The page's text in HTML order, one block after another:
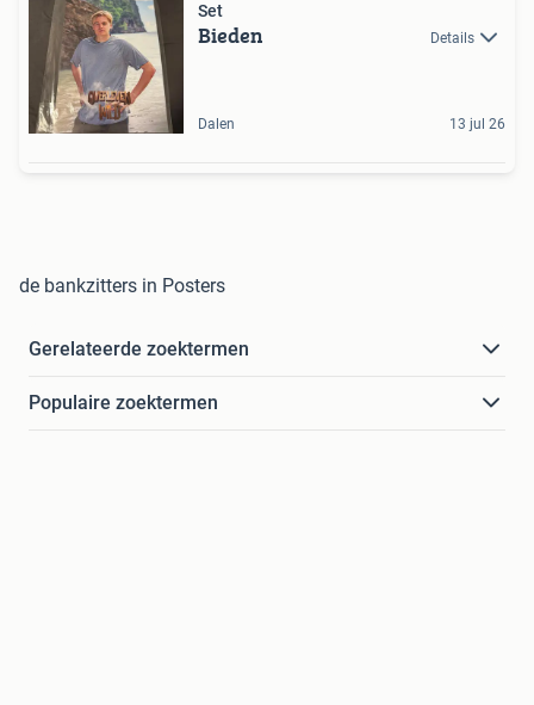
Set
Bieden Details
Dalen 13 jul 26
de bankzitters in Posters
Gerelateerde zoektermen
Populaire zoektermen